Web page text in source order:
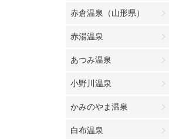
赤倉温泉（山形県）
赤湯温泉
あつみ温泉
小野川温泉
かみのやま温泉
白布温泉